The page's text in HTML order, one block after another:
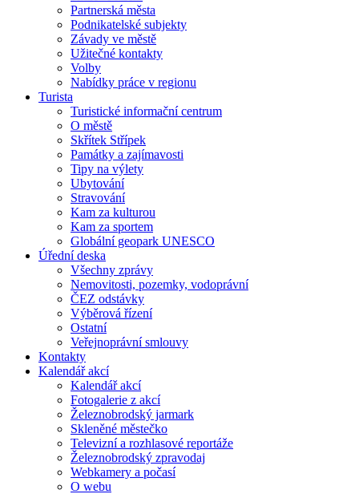
Partnerská města
Podnikatelské subjekty
Závady ve městě
Užitečné kontakty
Volby
Nabídky práce v regionu
Turista
Turistické informační centrum
O městě
Skřítek Střípek
Památky a zajímavosti
Tipy na výlety
Ubytování
Stravování
Kam za kulturou
Kam za sportem
Globální geopark UNESCO
Úřední deska
Všechny zprávy
Nemovitosti, pozemky, vodoprávní
ČEZ odstávky
Výběrová řízení
Ostatní
Veřejnoprávní smlouvy
Kontakty
Kalendář akcí
Kalendář akcí
Fotogalerie z akcí
Železnobrodský jarmark
Skleněné městečko
Televizní a rozhlasové reportáže
Železnobrodský zpravodaj
Webkamery a počasí
O webu